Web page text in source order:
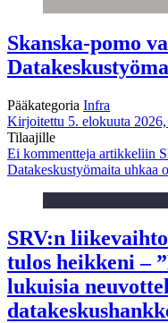
Skanska-pomo
Pääkategoria Infra
Kirjoitettu 5. elokuuta
Tilaajille
Ei kommentteja artikkeliin
Datakeskustyömaita uhkaa
SRV:n
tulos heikkeni –
lukuisia